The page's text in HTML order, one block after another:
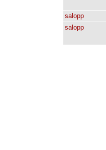
salopp
salopp